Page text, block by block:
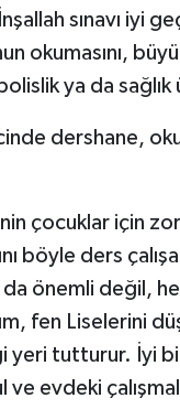
sınavı iyi
okumasını,
ya da
dershane,
çocuklar için
böyle ders
da önemli değil,
fen Liselerini
yeri tutturur. İyi bir
ve evdeki